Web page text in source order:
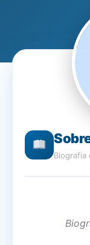
Biografia